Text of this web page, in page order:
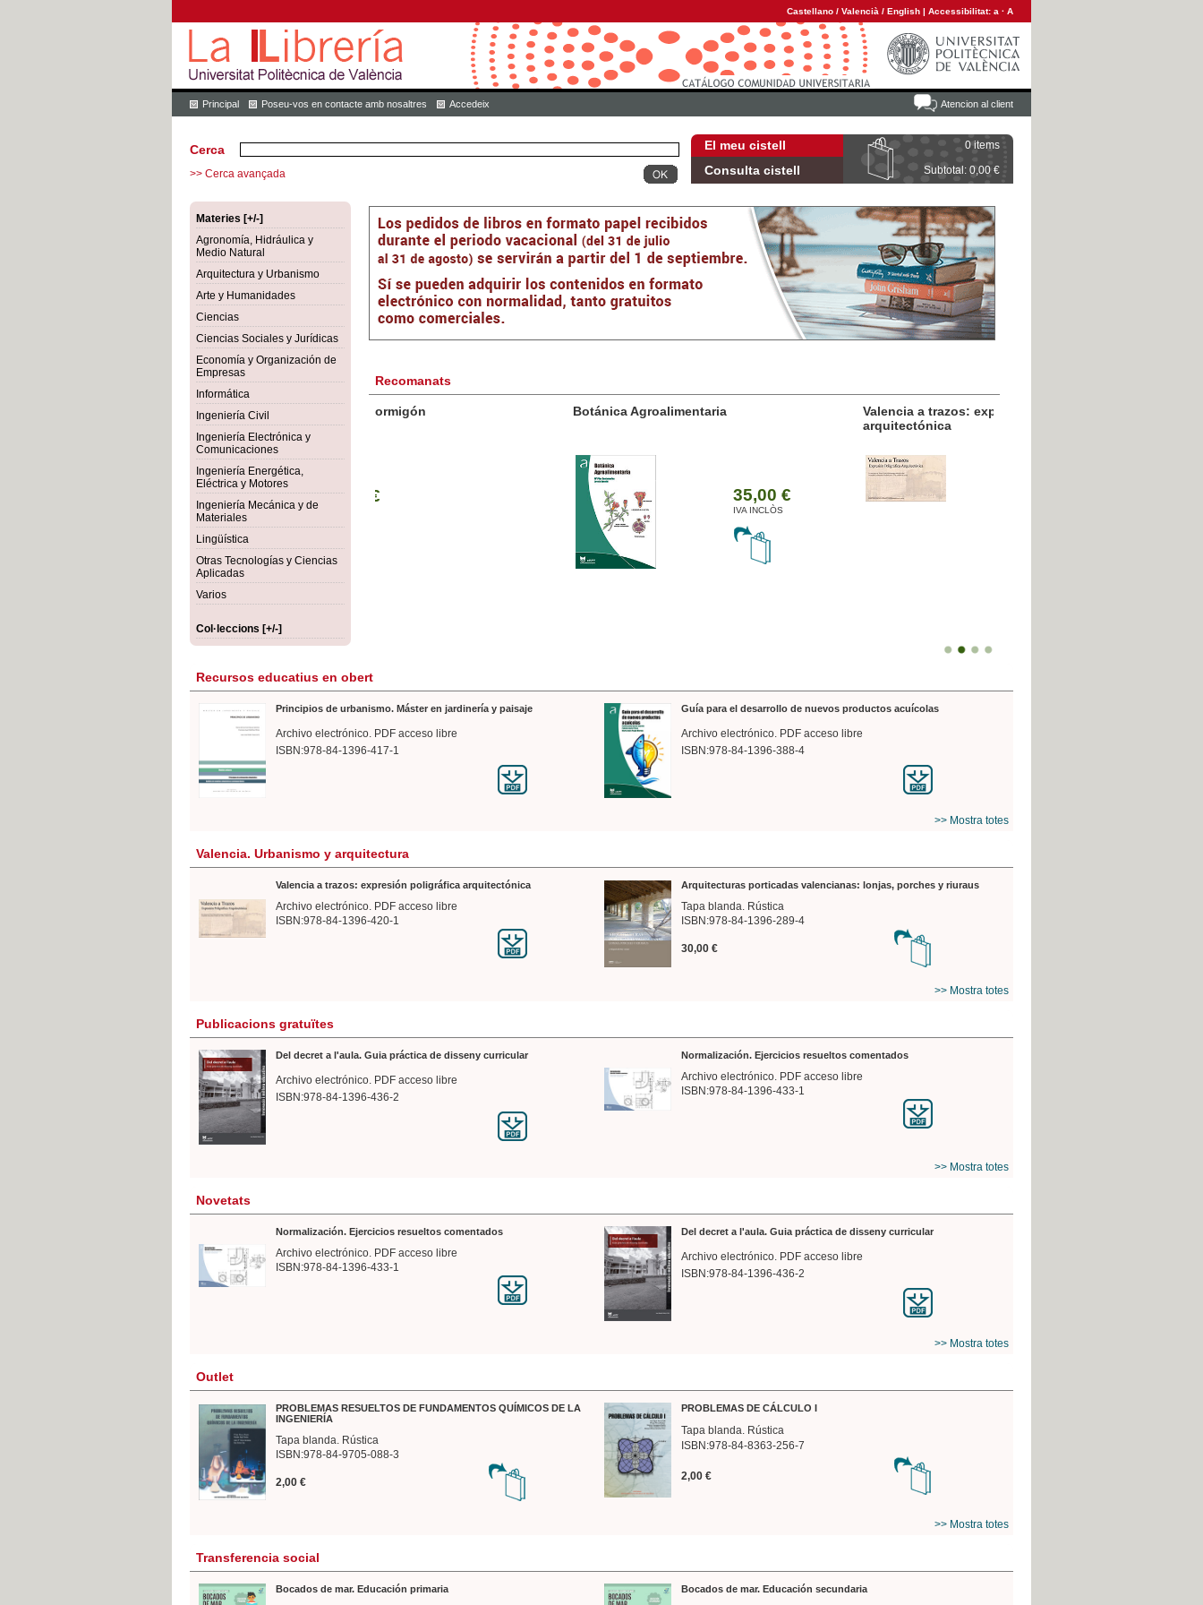
Castellano / Valencià / English | Accessibilitat: a · A
Atencion al client
Principal Poseu-vos en contacte amb nosaltres Accedeix
El meu cistell 0 items
Consulta cistell Subtotal: 0,00 €
Cerca
>> Cerca avançada
Materies [+/-]
Agronomía, Hidráulica y
Medio Natural
Arquitectura y Urbanismo
Arte y Humanidades
Ciencias
Ciencias Sociales y Jurídicas
Economía y Organización de
Empresas
Informática
Ingeniería Civil
Ingeniería Electrónica y
Comunicaciones
Ingeniería Energética,
Eléctrica y Motores
Ingeniería Mecánica y de
Materiales
Lingüística
Otras Tecnologías y Ciencias
Aplicadas
Varios
Col·leccions [+/-]
Recomanats
Botánica Agroalimentaria
35,00 €
Valencia a trazos: expresión poligráfica
Recursos educatius en obert
Principios de urbanismo. Máster en jardinería y paisaje
Archivo electrónico. PDF acceso libre
ISBN:978-84-1396-417-1
Guía para el desarrollo de nuevos productos acuícolas
Archivo electrónico. PDF acceso libre
ISBN:978-84-1396-388-4
>> Mostra totes
Valencia. Urbanismo y arquitectura
Valencia a trazos: expresión poligráfica arquitectónica
Archivo electrónico. PDF acceso libre
ISBN:978-84-1396-420-1
Arquitecturas porticadas valencianas: lonjas, porches y riuraus
Tapa blanda. Rústica
ISBN:978-84-1396-289-4
30,00 €
>> Mostra totes
Publicacions gratuïtes
Del decret a l'aula. Guia práctica de disseny curricular
Archivo electrónico. PDF acceso libre
ISBN:978-84-1396-436-2
Normalización. Ejercicios resueltos comentados
Archivo electrónico. PDF acceso libre
ISBN:978-84-1396-433-1
>> Mostra totes
Novetats
Normalización. Ejercicios resueltos comentados
Archivo electrónico. PDF acceso libre
ISBN:978-84-1396-433-1
Del decret a l'aula. Guia práctica de disseny curricular
Archivo electrónico. PDF acceso libre
ISBN:978-84-1396-436-2
>> Mostra totes
Outlet
PROBLEMAS RESUELTOS DE FUNDAMENTOS QUÍMICOS DE LA
INGENIERÍA
Tapa blanda. Rústica
ISBN:978-84-9705-088-3
2,00 €
PROBLEMAS DE CÁLCULO I
Tapa blanda. Rústica
ISBN:978-84-8363-256-7
2,00 €
>> Mostra totes
Transferencia social
Bocados de mar. Educación primaria Bocados de mar. Educación secundaria